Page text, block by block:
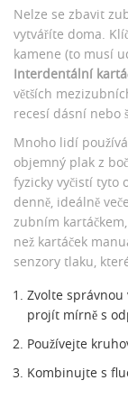
Nelze se zbavit
vytváříte doma.
kamene (to musí
Interdentální
větších
recesí dásní nebo
Mnoho lidí
objemný plak z
fyzicky vyčistí tyto
denně, ideálně
zubním
než kartáček
senzory tlaku,
Zvolte
projít mírně s
Používejte
Kombinujte s